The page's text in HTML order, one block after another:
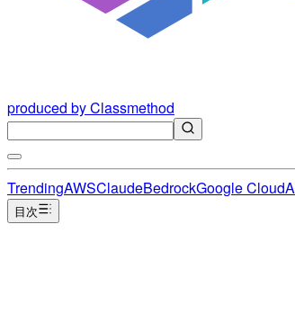
produced by Classmethod
TrendingAWSClaudeBedrockGoogle Cloud
目次